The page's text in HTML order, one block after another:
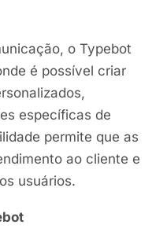
o Typebot
é possível criar
específicas de
permite que as
ao cliente e
usuários.